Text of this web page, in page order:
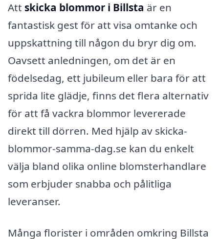
Att skicka blommor i Billsta är en
fantastisk gest för att visa omtanke och
uppskattning till någon du bryr dig om.
Oavsett anledningen, om det är en
födelsedag, ett jubileum eller bara för att
sprida lite glädje, finns det flera alternativ
för att få vackra blommor levererade
direkt till dörren. Med hjälp av skicka-
blommor-samma-dag.se kan du enkelt
välja bland olika online blomsterhandlare
som erbjuder snabba och pålitliga
leveranser.
Många florister i områden omkring Billsta